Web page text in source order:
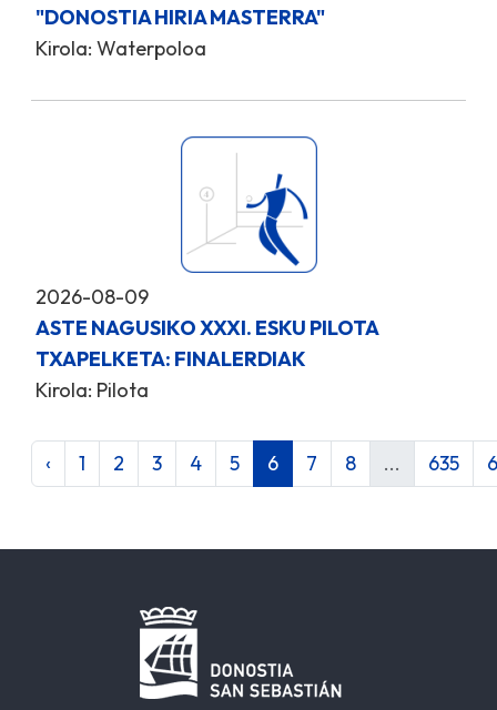
"DONOSTIA HIRIA MASTERRA"
Kirola: Waterpoloa
2026-08-09
ASTE NAGUSIKO XXXI. ESKU PILOTA
TXAPELKETA: FINALERDIAK
Kirola: Pilota
‹ 1 2 3 4 5 6 7 8 ... 635